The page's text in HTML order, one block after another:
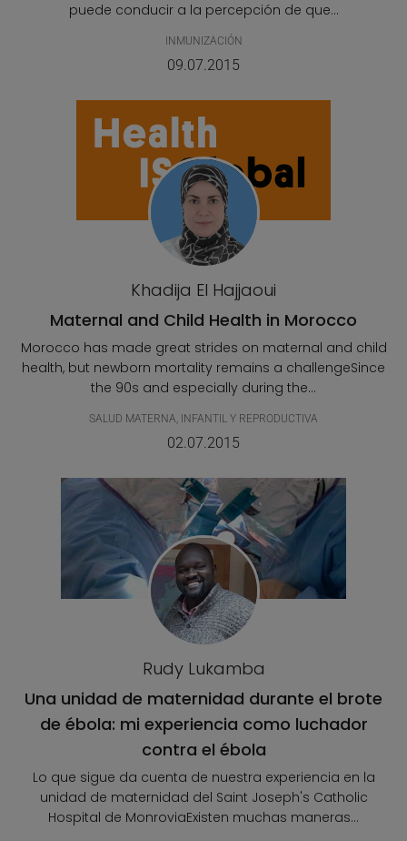
puede conducir a la percepción de que...
INMUNIZACIÓN
09.07.2015
Khadija El Hajjaoui
Maternal and Child Health in Morocco
Morocco has made great strides on maternal and child
health, but newborn mortality remains a challengeSince
the 90s and especially during the...
SALUD MATERNA, INFANTIL Y REPRODUCTIVA
02.07.2015
Rudy Lukamba
Una unidad de maternidad durante el brote
de ébola: mi experiencia como luchador
contra el ébola
Lo que sigue da cuenta de nuestra experiencia en la
unidad de maternidad del Saint Joseph's Catholic
Hospital de MonroviaExisten muchas maneras...